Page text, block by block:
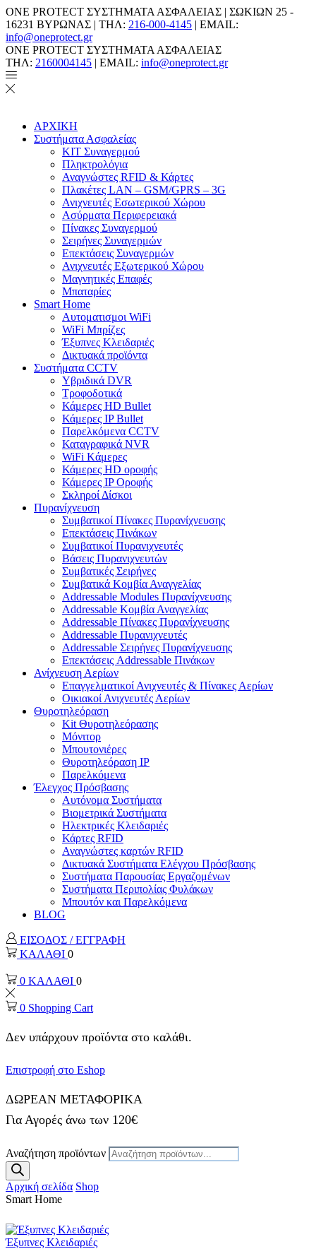
ONE PROTECT ΣΥΣΤΗΜΑΤΑ ΑΣΦΑΛΕΙΑΣ | ΣΩΚΙΩΝ 25 -
16231 ΒΥΡΩΝΑΣ | ΤΗΛ: 216-000-4145 | EMAIL:
info@oneprotect.gr
ONE PROTECT ΣΥΣΤΗΜΑΤΑ ΑΣΦΑΛΕΙΑΣ
ΤΗΛ: 2160004145 | EMAIL: info@oneprotect.gr
ΑΡΧΙΚΗ
Συστήματα Ασφαλείας
ΚΙΤ Συναγερμού
Πληκτρολόγια
Αναγνώστες RFID & Κάρτες
Πλακέτες LAN – GSM/GPRS – 3G
Ανιχνευτές Εσωτερικού Χώρου
Aσύρματα Περιφερειακά
Πίνακες Συναγερμού
Σειρήνες Συναγερμών
Επεκτάσεις Συναγερμών
Ανιχνευτές Εξωτερικού Χώρου
Μαγνητικές Επαφές
Μπαταρίες
Smart Home
Αυτοματισμοι WiFi
WiFi Μπρίζες
Έξυπνες Κλειδαριές
Δικτυακά προϊόντα
Συστήματα CCTV
Υβριδικά DVR
Tροφοδοτικά
Κάμερες HD Βullet
Κάμερες IP Βullet
Παρελκόμενα CCTV
Καταγραφικά NVR
WiFi Kάμερες
Κάμερες HD οροφής
Κάμερες IP Οροφής
Σκληροί Δίσκοι
Πυρανίχνευση
Συμβατικοί Πίνακες Πυρανίχνευσης
Επεκτάσεις Πινάκων
Συμβατικοί Πυρανιχνευτές
Βάσεις Πυρανιχνευτών
Συμβατικές Σειρήνες
Συμβατικά Κομβία Αναγγελίας
Addressable Modules Πυρανίχνευσης
Addressable Κομβία Αναγγελίας
Addressable Πίνακες Πυρανίχνευσης
Addressable Πυρανιχνευτές
Addressable Σειρήνες Πυρανίχνευσης
Επεκτάσεις Addressable Πινάκων
Ανίχνευση Αερίων
Επαγγελματικοί Ανιχνευτές & Πίνακες Αερίων
Οικιακοί Ανιχνευτές Αερίων
Θυροτηλεόραση
Kit Θυροτηλεόρασης
Μόνιτορ
Μπουτονιέρες
Θυροτηλεόραση ΙΡ
Παρελκόμενα
Έλεγχος Πρόσβασης
Aυτόνομα Συστήματα
Βιομετρικά Συστήματα
Ηλεκτρικές Κλειδαριές
Κάρτες RFID
Αναγνώστες καρτών RFID
Δικτυακά Συστήματα Ελέγχου Πρόσβασης
Συστήματα Παρουσίας Εργαζομένων
Συστήματα Περιπολίας Φυλάκων
Mπουτόν και Παρελκόμενα
BLOG
ΕΙΣΟΔΟΣ / ΕΓΓΡΑΦΗ
ΚΑΛΑΘΙ 0
0 ΚΑΛΑΘΙ 0
0 Shopping Cart
Δεν υπάρχουν προϊόντα στο καλάθι.
Επιστροφή στο Eshop
ΔΩΡΕΑΝ ΜΕΤΑΦΟΡΙΚΑ
Για Αγορές άνω των 120€
Αναζήτηση προϊόντων
Αρχική σελίδα Shop
Smart Home
Έξυπνες Κλειδαριές